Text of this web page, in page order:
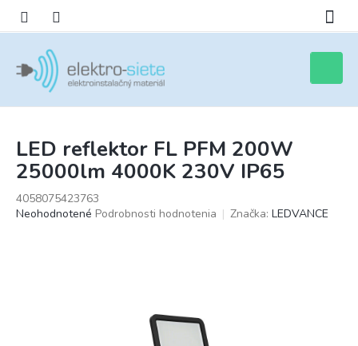
obsah
košík
LED reflektor FL PFM 200W
25000lm 4000K 230V IP65
4058075423763
Priemerné
Neohodnotené Podrobnosti hodnotenia Značka: LEDVANCE